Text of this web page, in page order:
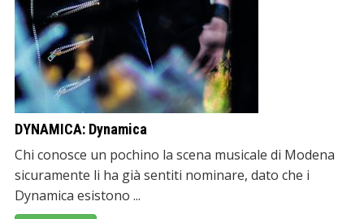
DYNAMICA: Dynamica
Chi conosce un pochino la scena musicale di Modena
sicuramente li ha già sentiti nominare, dato che i
Dynamica esistono ...